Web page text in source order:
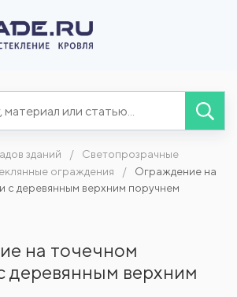
зданий
Светопрозрачные
ограждения
Ограждение на
с деревянным верхним поручнем
на точечном
деревянным верхним